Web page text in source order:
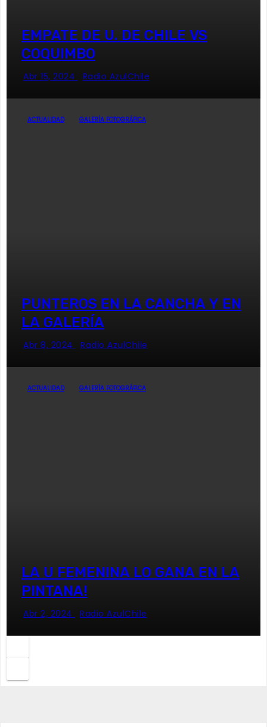
EMPATE DE U. DE CHILE VS
COQUIMBO
Abr 15, 2024 Radio AzulChile
ACTUALIDAD GALERÍA FOTOGRÁFICA
PUNTEROS EN LA CANCHA Y EN
LA GALERÍA
Abr 8, 2024 Radio AzulChile
ACTUALIDAD GALERÍA FOTOGRÁFICA
LA U FEMENINA LO GANA EN LA
PINTANA!
Abr 2, 2024 Radio AzulChile